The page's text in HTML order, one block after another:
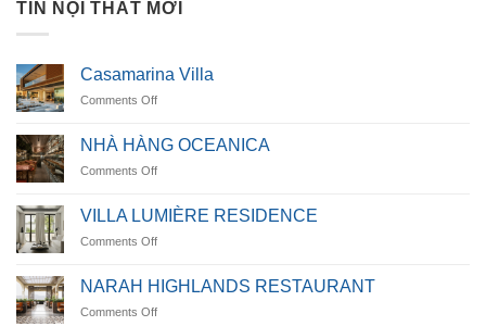
TIN NỘI THẤT MỚI
Casamarina Villa
Comments Offon
Villa
NHÀ HÀNG OCEANICA
Comments Offon
HÀNG
OCEANICA
VILLA LUMIÈRE RESIDENCE
Comments Offon
LUMIÈRE
RESIDENCE
NARAH HIGHLANDS RESTAURANT
Comments Offon